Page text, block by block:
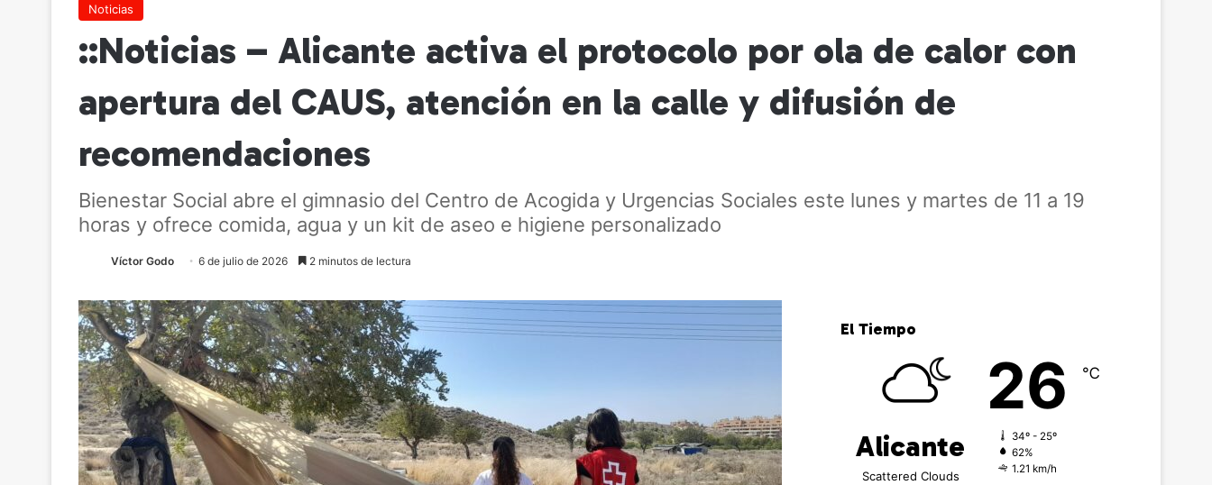
Noticias
::Noticias – Alicante activa el protocolo por ola de calor con
apertura del CAUS, atención en la calle y difusión de
recomendaciones
Bienestar Social abre el gimnasio del Centro de Acogida y Urgencias Sociales este lunes y martes de 11 a 19
horas y ofrece comida, agua y un kit de aseo e higiene personalizado
Víctor Godo 6 de julio de 2026 2 minutos de lectura
El Tiempo
Alicante
Scattered Clouds
26 ℃
34º - 25º
62%
1.21 km/h